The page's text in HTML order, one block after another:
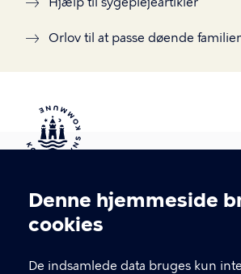
Denne hjemmeside
cookies
De indsamlede data bruges kun
Orlov til at passe døende
Kontakt Københavns Kommune
T
fFind andre kontakter her